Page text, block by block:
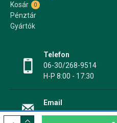
Kosár 0
Pénztár
Gyártók
Telefon
06-30/268-9514
H-P 8:00 - 17:30
Email
info@papir17.hu